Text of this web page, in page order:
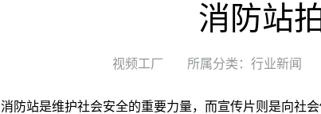
消防站
视频工厂 所属分类：行业新闻
消防站是维护社会安全的重要力量，而宣传片则是向社